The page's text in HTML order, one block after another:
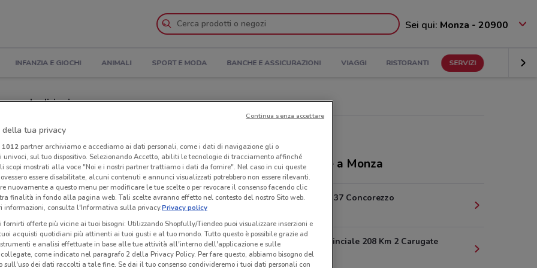
Sei qui: Monza - 20900
INFANZIA E GIOCHI ANIMALI SPORT E MODA BANCHE E ASSICURAZIONI VIAGGI RISTORANTI SERVIZI
e Indirizzi
a Monza
Negozi 1mobile a Monza
Via Liberta' 37 Concorezzo
Strada Provinciale 208 Km 2 Carugate
6 km
della tua privacy
1012partner archiviamo e accediamo ai dati personali, come i dati di navigazione gli o
sul tuo dispositivo. Selezionando Accetto, abiliti le tecnologie di tracciamento affinché
scopi mostrati alla voce "Noi e i nostri partner trattiamo i dati da fornire". Nel caso in cui queste
essere disabilitate, alcuni contenuti e annunci visualizzati potrebbero non essere rilevanti.
nuovamente a questo menu per modificare le tue scelte o per revocare il consenso facendo clic
finalità in fondo alla pagina web. Tali scelte avranno effetto nel contesto del nostro Sito web.
informazioni, consulta l'Informativa sulla privacy.Privacy policy
fornirti offerte più vicine ai tuoi bisogni: Utilizzando Shopfully/Tiendeo puoi visualizzare inserzioni e
acquisti quotidiani più attinenti ai tuoi gusti e al tuo mondo. Tutto questo è possibile grazie ad
e analisi effettuate in base alle tue attività all'interno dell'applicazione e sulle
come indicato nel paragrafo 2 della Privacy Policy. Per fare questo, abbiamo bisogno del
sull'uso dei dati raccolti a tale fine. Se dai il tuo consenso condivideremo i tuoi dati personali con
Continua senza accettare